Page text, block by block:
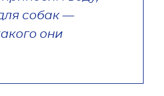
собак —
они